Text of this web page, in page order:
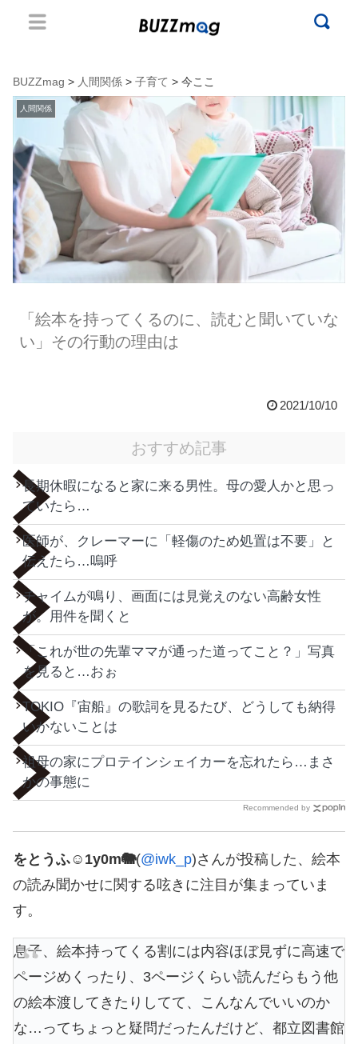
BUZZmag > 人間関係 > 子育て > 今ここ
人間関係
「絵本を持ってくるのに、読むと聞いていな
い」その行動の理由は
2021/10/10
おすすめ記事
長期休暇になると家に来る男性。母の愛人かと思っ
ていたら…
医師が、クレーマーに「軽傷のため処置は不要」と
伝えたら…嗚呼
チャイムが鳴り、画面には見覚えのない高齢女性
が。用件を聞くと
「これが世の先輩ママが通った道ってこと？」写真
を見ると…おぉ
TOKIO『宙船』の歌詞を見るたび、どうしても納得
いかないことは
祖母の家にプロテインシェイカーを忘れたら…まさ
かの事態に
Recommended by
をとうふ☺︎1y0m🐘(@iwk_p)さんが投稿した、絵本
の読み聞かせに関する呟きに注目が集まっていま
す。
息子、絵本持ってくる割には内容ほぼ見ずに高速で
ページめくったり、3ページくらい読んだらもう他
の絵本渡してきたりしてて、こんなんでいいのか
な…ってちょっと疑問だったんだけど、都立図書館